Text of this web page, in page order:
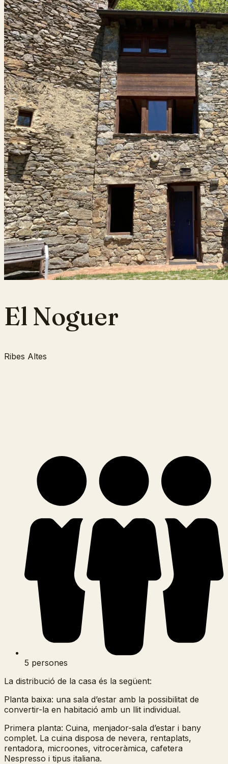
El Noguer
Ribes Altes
5 persones
La distribució de la casa és la següent:
Planta baixa: una sala d’estar amb la possibilitat de
convertir-la en habitació amb un llit individual.
Primera planta: Cuina, menjador-sala d’estar i bany
complet. La cuina disposa de nevera, rentaplats,
rentadora, microones, vitroceràmica, cafetera
Nespresso i tipus italiana.